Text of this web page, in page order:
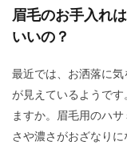
眉毛のお手入れ
いいの？
最近では、お洒落に
が見えているようで
ますか。眉毛用のハ
さや濃さがおざなり